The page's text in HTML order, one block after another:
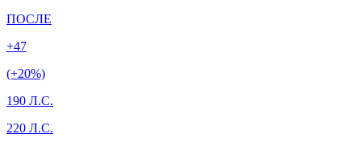
ПОСЛЕ
+47
(+20%)
190 Л.С.
220 Л.С.